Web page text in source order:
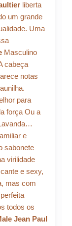
é:
R$
liberta
um grande
Uma
Masculino
cabeça
notas
para
força Ou a
e
sabonete
virilidade
e sexy,
mas com
todos os
Jean Paul